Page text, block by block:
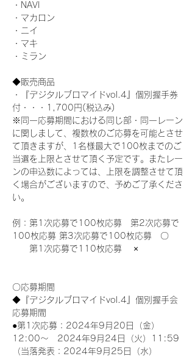
・NAVI
・マカロン
・ニイ
・マキ
・ミラン
◆販売商品
・『デジタルブロマイドvol.4』個別握手券
付・・・1,700円(税込み)
※同一応募期間における同じ部・同一レーン
に関しまして、複数枚のご応募を可能とさせ
て頂きますが、1名様最大で100枚までのご
当選を上限とさせて頂く予定です。またレー
ンの申込数によっては、上限を調整させて頂
く場合がございますので、予めご了承くださ
い。
例：第1次応募で100枚応募　第2次応募で
100枚応募 第3次応募で100枚応募　〇
第1次応募で110枚応募　 ×
〇応募期間
◆『デジタルブロマイドvol.4』個別握手会
応募期間
●第1次応募：2024年9月20日（金）
12:00～　2024年9月24日（火）11:59
（当落発表：2024年9月25日（水）